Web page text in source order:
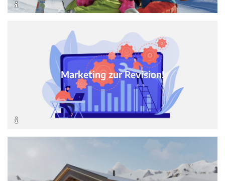
Marketing zur Revision!